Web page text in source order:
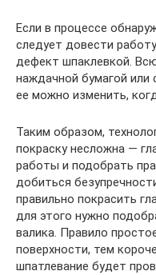
Если в процессе
следует довести
дефект шпаклевкой.
наждачной бумагой
ее можно изменить,
Таким образом,
покраску несложна —
работы и подобрать
добиться
правильно покрасить
для этого нужно
валика. Правило
поверхности, тем
шпатлевание будет